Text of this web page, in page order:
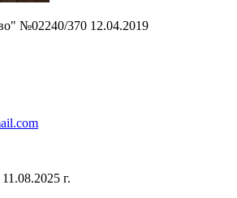
№02240/370 12.04.2019
г.